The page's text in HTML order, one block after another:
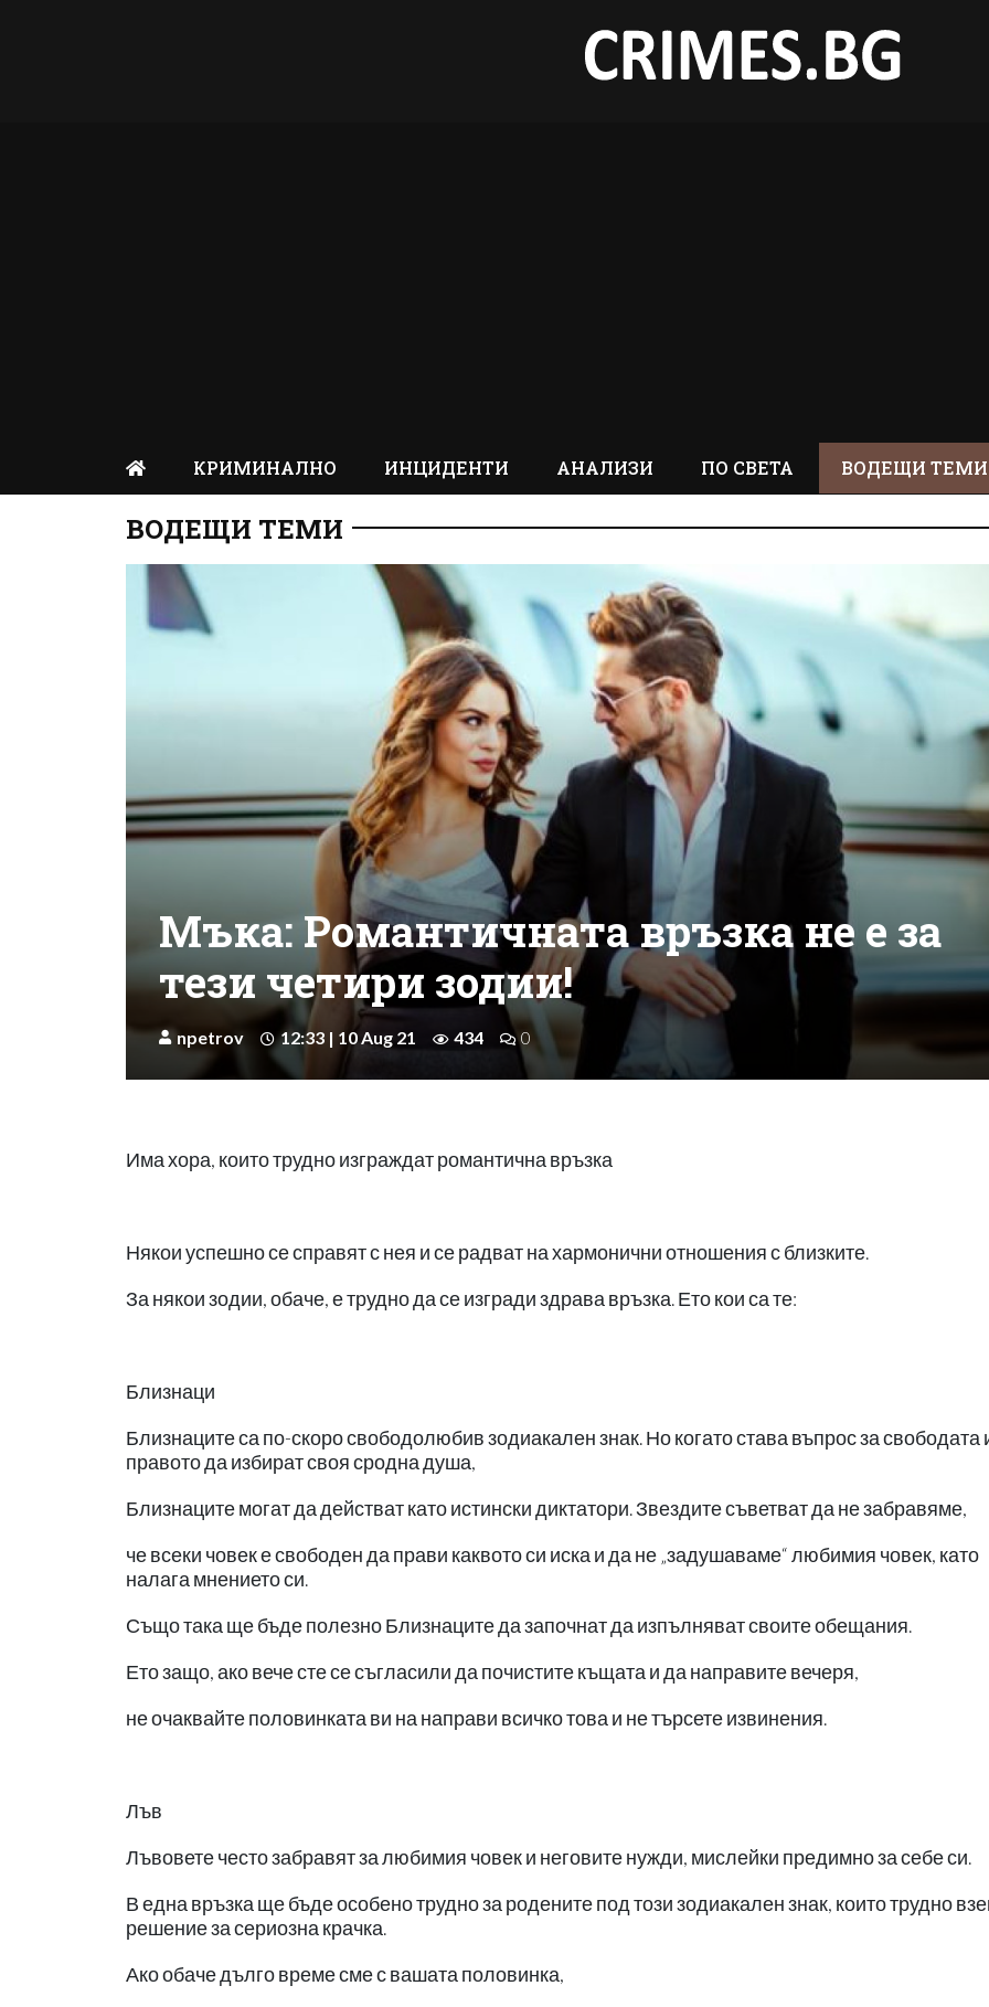
КРИМИНАЛНО ИНЦИДЕНТИ АНАЛИЗИ ПО СВЕТА ВОДЕЩИ ТЕМИ
ВОДЕЩИ ТЕМИ
Мъка: Романтичната връзка не е за
тези четири зодии!
npetrov 12:33 | 10 Aug 21 434 0
Има хора, които трудно изграждат романтична връзка
Някои успешно се справят с нея и се радват на хармонични отношения с близките.
За някои зодии, обаче, е трудно да се изгради здрава връзка. Ето кои са те:
Близнаци
Близнаците са по-скоро свободолюбив зодиакален знак. Но когато става въпрос за свободата
правото да избират своя сродна душа,
Близнаците могат да действат като истински диктатори. Звездите съветват да не забравяме,
че всеки човек е свободен да прави каквото си иска и да не „задушаваме“ любимия човек, като
налага мнението си.
Също така ще бъде полезно Близнаците да започнат да изпълняват своите обещания.
Ето защо, ако вече сте се съгласили да почистите къщата и да направите вечеря,
не очаквайте половинката ви на направи всичко това и не търсете извинения.
Лъв
Лъвовете често забравят за любимия човек и неговите нужди, мислейки предимно за себе си.
В една връзка ще бъде особено трудно за родените под този зодиакален знак, които трудно
решение за сериозна крачка.
Ако обаче дълго време сме с вашата половинка,